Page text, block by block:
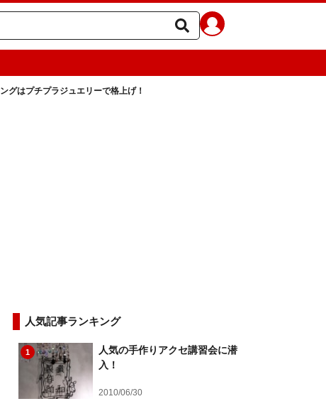
グはプチプラジュエリーで格上げ！
人気記事ランキング
1
人気の手作りアクセ講習会に潜
入！
2010/06/30